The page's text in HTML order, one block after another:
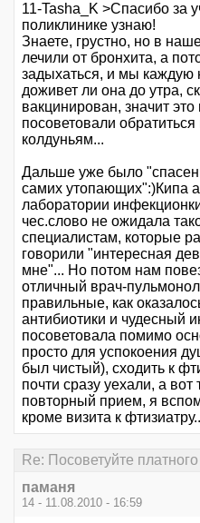
11-Tasha_K >Спасибо за
поликлинике узнаю!
Знаете, грустно, но в
лечили от бронхита, а
задыхаться, и мы каждую
доживет ли она до утра,
вакцинирован, значит
посоветовали
колдуньям...
Дальше уже было
самих утопающих":)Кипа
лаборатории
чес.слово не ожидала
специалистам, которые
говорили "интересная
мне"... Но потом нам
отличный врач-
правильные, как
антибиотики и чудесный
посоветовала помимо
просто для успокоения
был чистый), сходить к
почти сразу уехали, а
повторный прием, я
кроме визита к
Re: Посоветуйте
паманя
14 - 11.08.2010 - 16:59